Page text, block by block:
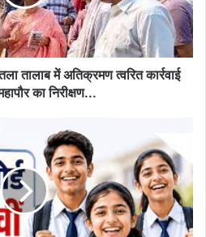
तालाब में अतिक्रमण त्वरित कार्रवाई
का निरीक्षण...